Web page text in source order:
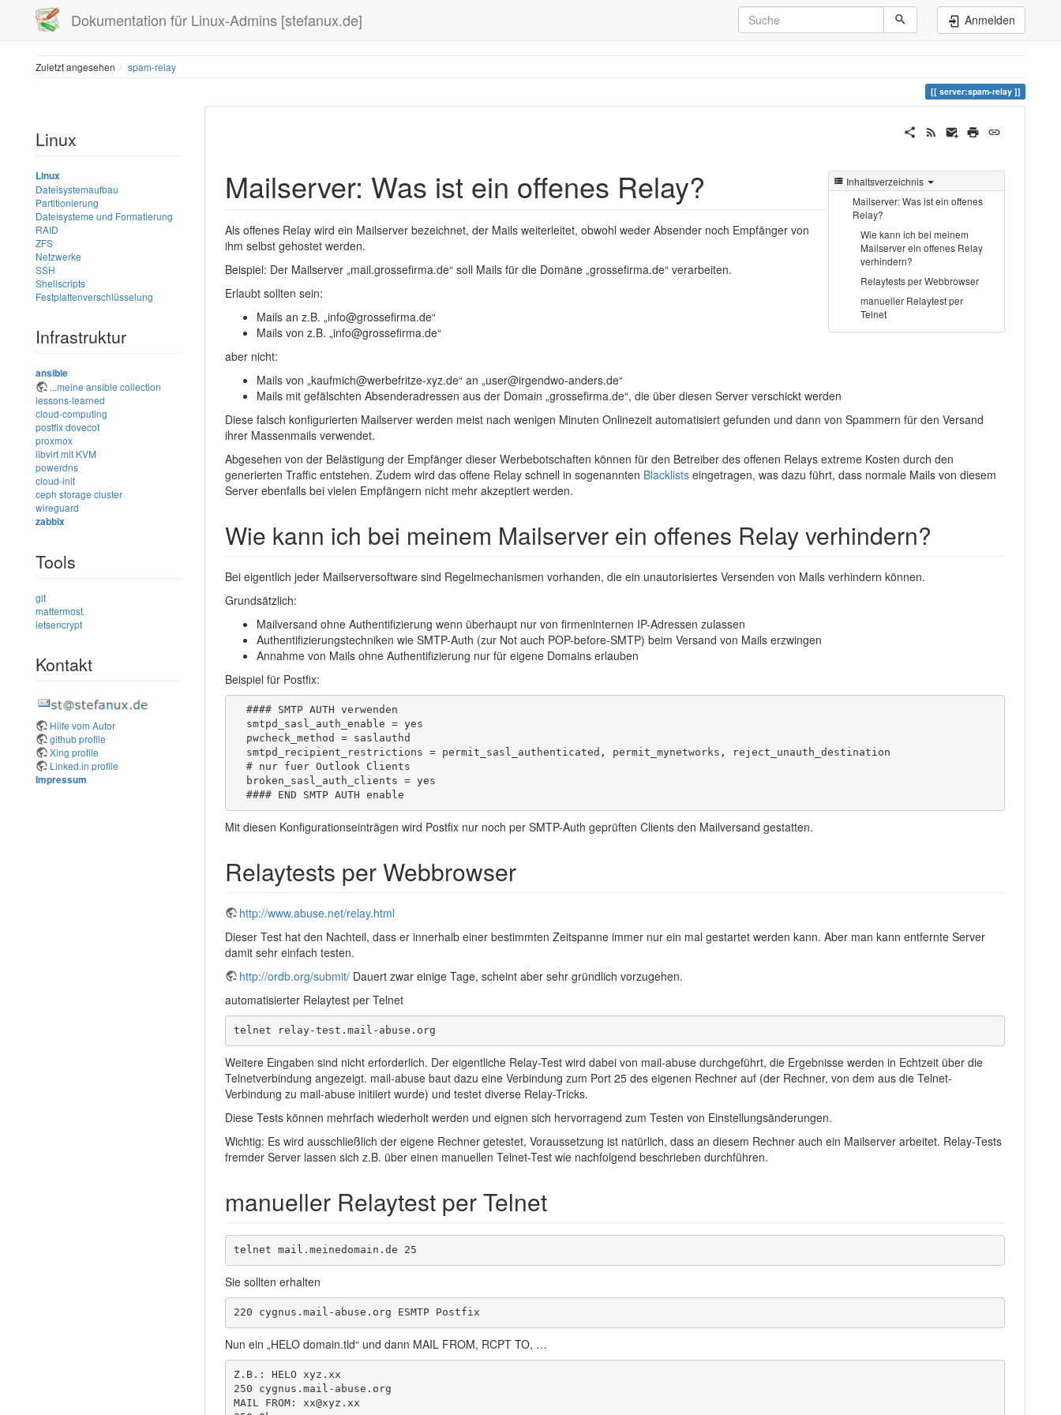
Dokumentation für Linux-Admins [stefanux.de] Anmelden
Zuletzt angesehen spam-relay
server:spam-relay
Linux
Linux
Dateisystemaufbau
Partitionierung
Dateisysteme und Formatierung
RAID
ZFS
Netzwerke
SSH
Shellscripts
Festplattenverschlüsselung
Infrastruktur
ansible
...meine ansible collection
lessons-learned
cloud-computing
postfixdovecot
proxmox
libvirt mit KVM
powerdns
cloud-init
ceph storage cluster
wireguard
zabbix
Tools
git
mattermost
letsencrypt
Kontakt
Hilfe vom Autor
github profile
Xing profile
Linked.in profile
Impressum
Inhaltsverzeichnis
Mailserver: Was ist ein offenes
Relay?
Wie kann ich bei meinem
Mailserver ein offenes Relay
verhindern?
Relaytests per Webbrowser
manueller Relaytest per
Telnet
Mailserver: Was ist ein offenes Relay?
Als offenes Relay wird ein Mailserver bezeichnet, der Mails weiterleitet, obwohl weder Absender noch Empfänger von
ihm selbst gehostet werden.
Beispiel: Der Mailserver „mail.grossefirma.de“ soll Mails für die Domäne „grossefirma.de“ verarbeiten.
Erlaubt sollten sein:
Mails an z.B. „info@grossefirma.de“
Mails von z.B. „info@grossefirma.de“
aber nicht:
Mails von „kaufmich@werbefritze-xyz.de“ an „user@irgendwo-anders.de“
Mails mit gefälschten Absenderadressen aus der Domain „grossefirma.de“, die über diesen Server verschickt werden
Diese falsch konfigurierten Mailserver werden meist nach wenigen Minuten Onlinezeit automatisiert gefunden und dann von Spammern für den Versand
ihrer Massenmails verwendet.
Abgesehen von der Belästigung der Empfänger dieser Werbebotschaften können für den Betreiber des offenen Relays extreme Kosten durch den
generierten Traffic entstehen. Zudem wird das offene Relay schnell in sogenannten Blacklists eingetragen, was dazu führt, dass normale Mails von diesem
Server ebenfalls bei vielen Empfängern nicht mehr akzeptiert werden.
Wie kann ich bei meinem Mailserver ein offenes Relay verhindern?
Bei eigentlich jeder Mailserversoftware sind Regelmechanismen vorhanden, die ein unautorisiertes Versenden von Mails verhindern können.
Grundsätzlich:
Mailversand ohne Authentifizierung wenn überhaupt nur von firmeninternen IP-Adressen zulassen
Authentifizierungstechniken wie SMTP-Auth (zur Not auch POP-before-SMTP) beim Versand von Mails erzwingen
Annahme von Mails ohne Authentifizierung nur für eigene Domains erlauben
Beispiel für Postfix:
  #### SMTP AUTH verwenden
  smtpd_sasl_auth_enable = yes
  pwcheck_method = saslauthd
  smtpd_recipient_restrictions = permit_sasl_authenticated, permit_mynetworks, reject_unauth_destination
  # nur fuer Outlook Clients
  broken_sasl_auth_clients = yes
  #### END SMTP AUTH enable
Mit diesen Konfigurationseinträgen wird Postfix nur noch per SMTP-Auth geprüften Clients den Mailversand gestatten.
Relaytests per Webbrowser
http://www.abuse.net/relay.html
Dieser Test hat den Nachteil, dass er innerhalb einer bestimmten Zeitspanne immer nur ein mal gestartet werden kann. Aber man kann entfernte Server
damit sehr einfach testen.
http://ordb.org/submit/ Dauert zwar einige Tage, scheint aber sehr gründlich vorzugehen.
automatisierter Relaytest per Telnet
telnet relay-test.mail-abuse.org
Weitere Eingaben sind nicht erforderlich. Der eigentliche Relay-Test wird dabei von mail-abuse durchgeführt, die Ergebnisse werden in Echtzeit über die
Telnetverbindung angezeigt. mail-abuse baut dazu eine Verbindung zum Port 25 des eigenen Rechner auf (der Rechner, von dem aus die Telnet-
Verbindung zu mail-abuse initiiert wurde) und testet diverse Relay-Tricks.
Diese Tests können mehrfach wiederholt werden und eignen sich hervorragend zum Testen von Einstellungsänderungen.
Wichtig: Es wird ausschließlich der eigene Rechner getestet, Voraussetzung ist natürlich, dass an diesem Rechner auch ein Mailserver arbeitet. Relay-Tests
fremder Server lassen sich z.B. über einen manuellen Telnet-Test wie nachfolgend beschrieben durchführen.
manueller Relaytest per Telnet
telnet mail.meinedomain.de 25
Sie sollten erhalten
220 cygnus.mail-abuse.org ESMTP Postfix
Nun ein „HELO domain.tld“ und dann MAIL FROM, RCPT TO, …
Z.B.: HELO xyz.xx
250 cygnus.mail-abuse.org
MAIL FROM: xx@xyz.xx